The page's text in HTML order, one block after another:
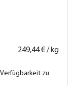
249,44€ / kg
zu